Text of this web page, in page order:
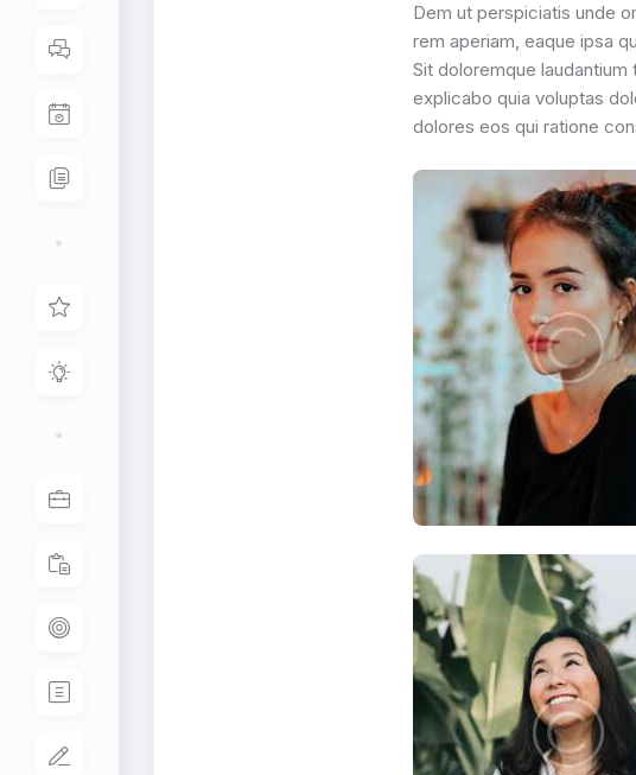
Dem ut perspiciatis unde
rem aperiam, eaque ipsa
Sit doloremque
explicabo quia voluptas
dolores eos qui ratione